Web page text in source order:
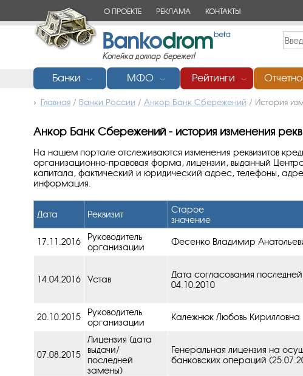
О ПРОЕКТЕ РЕКЛАМА КОНТАКТЫ
Банки ﹀ МФО ﹀ Рейтинги ﹀
Главная/ Банки России / Анкор Банк Сбережений / История
Анкор Банк Сбережений - история изменения
На нашем портале отслеживаются изменения реквизитов
организационно-правовая форма, лицензии, выданный
капитала, фактический и юридический адрес, телефоны,
информация.
Дата Реквизит
Старое
значение
17.11.2016
Руководитель
организации
Фесенко Владимир
14.04.2016 Устав
Дата согласования
04.10.2010
20.10.2015
Руководитель
организации
Калежнюк Любовь Кирилловна
07.08.2015
Лицензия (дата
выдачи/
последней
замены)
Генеральная лицензия на
банковских операций